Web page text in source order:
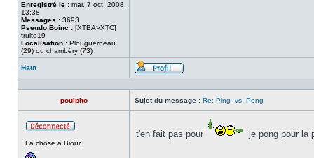
Enregistré le : mar. 7 oct. 2008,
13:38
Messages : 3693
Pseudo Boinc : [XTBA>XTC]
truite19
Localisation : Plouguerneau
(29) ou chambéry (73)
Haut
Profil
poulpito Sujet du message : Re: Ping -vs- Pong
ligne
La chose a Biour
t'en fait pas pour je pong pour la